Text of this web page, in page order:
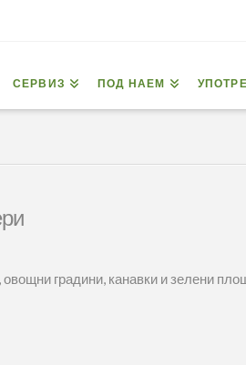
СЕРВИЗ ПОД НАЕМ
градини, канавки и зелени